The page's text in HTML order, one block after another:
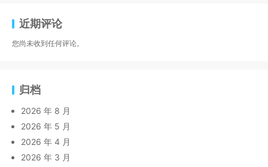
近期评论
您尚未收到任何评论。
归档
2026 年 8 月
2026 年 5 月
2026 年 4 月
2026 年 3 月